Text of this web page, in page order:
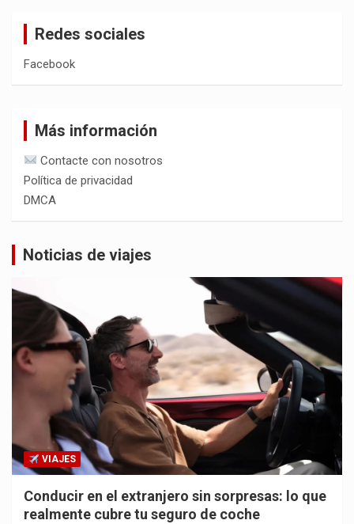
Redes sociales
Facebook
Más información
Contacte con nosotros
Política de privacidad
DMCA
Noticias de viajes
VIAJES
Conducir en el extranjero sin sorpresas: lo que
realmente cubre tu seguro de coche